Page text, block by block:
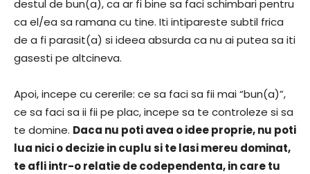
destul de bun(a), ca ar fi bine sa faci schimbari pentru
ca el/ea sa ramana cu tine. Iti intipareste subtil frica
de a fi parasit(a) si ideea absurda ca nu ai putea sa iti
gasesti pe altcineva.
Apoi, incepe cu cererile: ce sa faci sa fii mai “bun(a)”,
ce sa faci sa ii fii pe plac, incepe sa te controleze si sa
te domine. Daca nu poti avea o idee proprie, nu poti
lua nici o decizie in cuplu si te lasi mereu dominat,
te afli intr-o relatie de codependenta, in care tu